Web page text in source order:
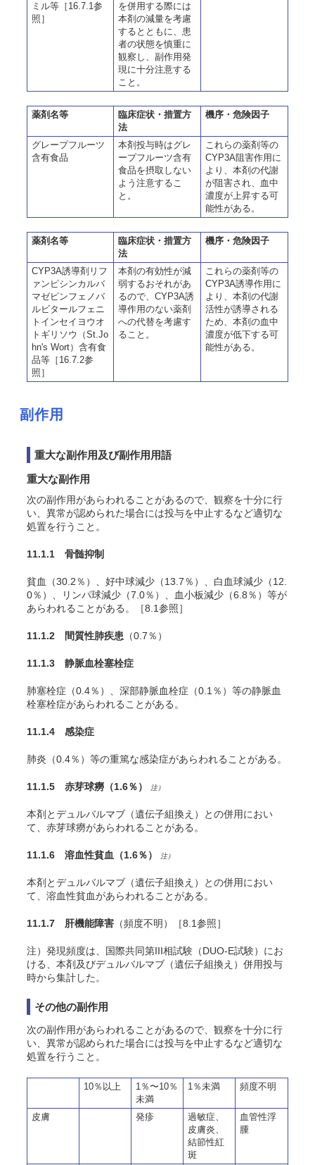
ミル等［16.7.1参
照］
を併用する際には
本剤の減量を考慮
するとともに、患
者の状態を慎重に
観察し、副作用発
現に十分注意する
こと。
薬剤名等
臨床症状・措置方
法
機序・危険因子
グレープフルーツ
含有食品
本剤投与時はグレ
ープフルーツ含有
食品を摂取しない
よう注意するこ
と。
これらの薬剤等の
CYP3A阻害作用に
より、本剤の代謝
が阻害され、血中
濃度が上昇する可
能性がある。
薬剤名等
臨床症状・措置方
法
機序・危険因子
CYP3A誘導剤リフ
ァンピシンカルバ
マゼピンフェノバ
ルビタールフェニ
トインセイヨウオ
トギリソウ（St.Jo
hn's Wort）含有食
品等［16.7.2参
照］
本剤の有効性が減
弱するおそれがあ
るので、CYP3A誘
導作用のない薬剤
への代替を考慮す
ること。
これらの薬剤等の
CYP3A誘導作用に
より、本剤の代謝
活性が誘導される
ため、本剤の血中
濃度が低下する可
能性がある。
副作用
重大な副作用及び副作用用語
重大な副作用
次の副作用があらわれることがあるので、観察を十分に行
い、異常が認められた場合には投与を中止するなど適切な
処置を行うこと。
11.1.1 骨髄抑制
貧血（30.2％）、好中球減少（13.7％）、白血球減少（12.
0％）、リンパ球減少（7.0％）、血小板減少（6.8％）等が
あらわれることがある。［8.1参照］
11.1.2 間質性肺疾患 （0.7％）
11.1.3 静脈血栓塞栓症
肺塞栓症（0.4％）、深部静脈血栓症（0.1％）等の静脈血
栓塞栓症があらわれることがある。
11.1.4 感染症
肺炎（0.4％）等の重篤な感染症があらわれることがある。
11.1.5 赤芽球癆 （1.6％） 注）
本剤とデュルバルマブ（遺伝子組換え）との併用におい
て、赤芽球癆があらわれることがある。
11.1.6 溶血性貧血 （1.6％） 注）
本剤とデュルバルマブ（遺伝子組換え）との併用におい
て、溶血性貧血があらわれることがある。
11.1.7 肝機能障害 （頻度不明）［8.1参照］
注）発現頻度は、国際共同第III相試験（DUO-E試験）にお
ける、本剤及びデュルバルマブ（遺伝子組換え）併用投与
時から集計した。
その他の副作用
次の副作用があらわれることがあるので、観察を十分に行
い、異常が認められた場合には投与を中止するなど適切な
処置を行うこと。
10％以上
1％〜10％
未満
1％未満 頻度不明
皮膚 発疹
過敏症、
皮膚炎、
結節性紅
斑
血管性浮
腫